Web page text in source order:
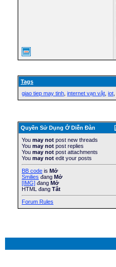
Tags
giao tiep may tinh internet vạn vật iot
Quyền Sử Dụng Ở Diễn Ðàn
You may not post new threads
You may not post replies
You may not post attachments
You may not edit your posts
BB code is Mở
Smilies đang Mở
[IMG] đang Mở
HTML đang Tắt
Forum Rules